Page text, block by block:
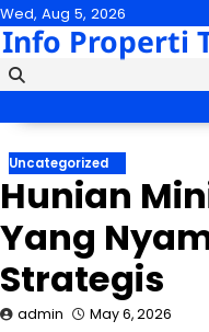
Skip
to
content
Wed, Aug 5, 2026
Info Properti
Uncategorized
Hunian
Yang
Strategis
admin May 6, 2026